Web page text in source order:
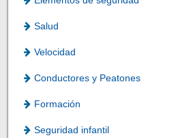
Salud
Velocidad
Conductores y Peatones
Formación
Seguridad infantil